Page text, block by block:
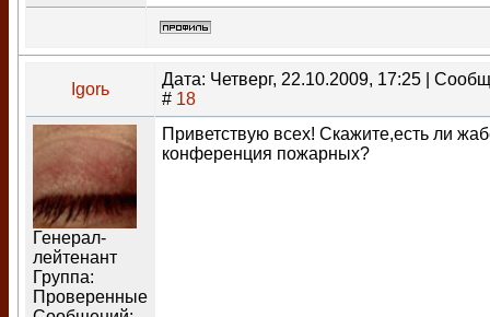
Igorь
Дата: Четверг, 22.10.2009, 17:25 |
# 18
Генерал-
лейтенант
Группа:
Проверенные
Приветствую всех! Скажите,есть ли
конференция пожарных?